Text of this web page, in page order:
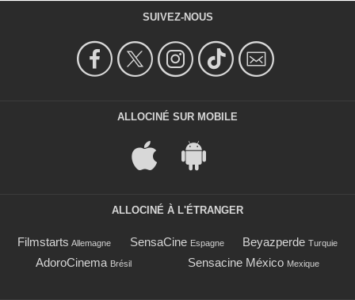
SUIVEZ-NOUS
ALLOCINÉ SUR MOBILE
ALLOCINÉ À L'ÉTRANGER
Filmstarts Allemagne SensaCine Espagne Beyazperde Turquie
AdoroCinema Brésil Sensacine México Mexique